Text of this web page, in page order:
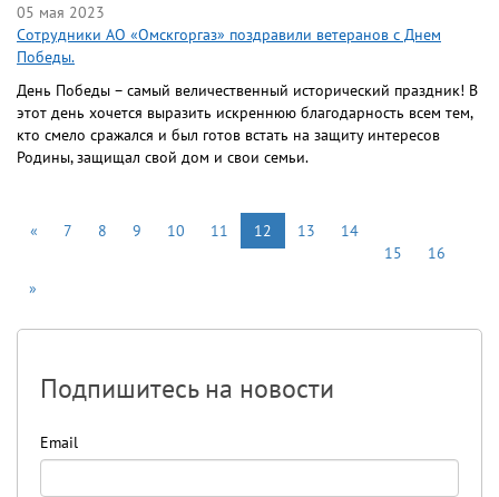
05 мая 2023
Сотрудники АО «Омскгоргаз» поздравили ветеранов с Днем
Победы.
День Победы – самый величественный исторический праздник! В
этот день хочется выразить искреннюю благодарность всем тем,
кто смело сражался и был готов встать на защиту интересов
Родины, защищал свой дом и свои семьи.
« 7 8 9 10 11 12 13
14
15
16
»
Подпишитесь на новости
Email